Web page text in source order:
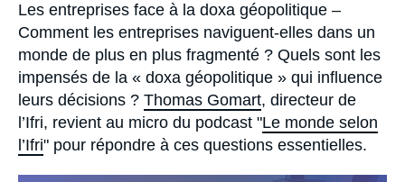
Nous soutenir
Accroche
Les entreprises face à la doxa géopolitique –
Comment les entreprises naviguent-elles dans un
monde de plus en plus fragmenté ? Quels sont les
impensés de la « doxa géopolitique » qui influence
leurs décisions ? Thomas Gomart, directeur de
l’Ifri, revient au micro du podcast "Le monde selon
l’Ifri" pour répondre à ces questions essentielles.